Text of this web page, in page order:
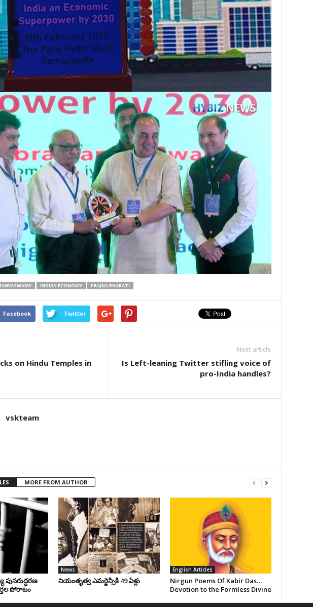
INDIAN ECONOMY PRAJNA BHARATI
Facebook Twitter
on Hindu Temples in
Next article
Is Left-leaning Twitter stifling voice of
pro-India handles?
vskteam
MORE FROM AUTHOR
పునరుద్ధరణ
పోరాటం
News
నియంతృత్వ ఎమర్జెన్సీకి 49 ఏళ్లు
English Articles
Nirgun Poems Of Kabir Das…
Devotion to the Formless Divine